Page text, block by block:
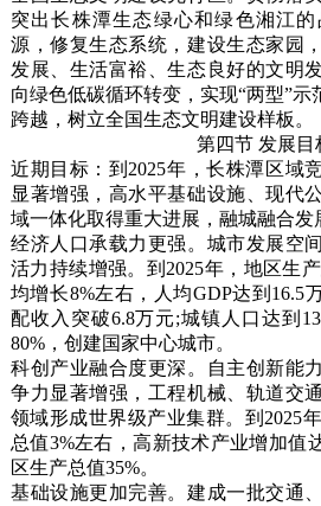
突出长株潭生态绿心和绿色湘江
源，修复生态系统，建设生态家园
发展、生活富裕、生态良好的文明
向绿色低碳循环转变，实现“两型”
跨越，树立全国生态文明建设样板。
第四节 发展目
近期目标：到2025年，长株潭区域
显著增强，高水平基础设施、现代
域一体化取得重大进展，融城融合发
经济人口承载力更强。城市发展空
活力持续增强。到2025年，地区生
均增长8%左右，人均GDP达到16.5
配收入突破6.8万元;城镇人口达到
80%，创建国家中心城市。
科创产业融合度更深。自主创新能
争力显著增强，工程机械、轨道交
领域形成世界级产业集群。到2025
总值3%左右，高新技术产业增加值
区生产总值35%。
基础设施更加完善。建成一批交通